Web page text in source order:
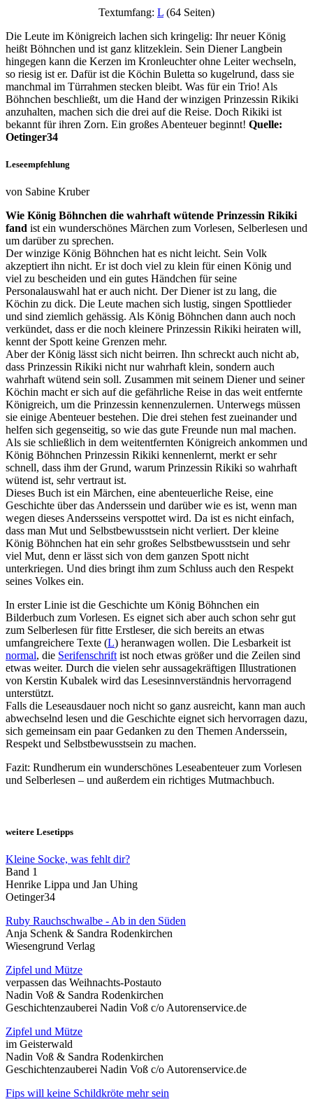
Textumfang: L (64 Seiten)
Die Leute im Königreich lachen sich kringelig: Ihr neuer König
heißt Böhnchen und ist ganz klitzeklein. Sein Diener Langbein
hingegen kann die Kerzen im Kronleuchter ohne Leiter wechseln,
so riesig ist er. Dafür ist die Köchin Buletta so kugelrund, dass sie
manchmal im Türrahmen stecken bleibt. Was für ein Trio! Als
Böhnchen beschließt, um die Hand der winzigen Prinzessin Rikiki
anzuhalten, machen sich die drei auf die Reise. Doch Rikiki ist
bekannt für ihren Zorn. Ein großes Abenteuer beginnt! Quelle:
Oetinger34
Leseempfehlung
von Sabine Kruber
Wie König Böhnchen die wahrhaft wütende Prinzessin Rikiki
fand ist ein wunderschönes Märchen zum Vorlesen, Selberlesen und
um darüber zu sprechen.
Der winzige König Böhnchen hat es nicht leicht. Sein Volk
akzeptiert ihn nicht. Er ist doch viel zu klein für einen König und
viel zu bescheiden und ein gutes Händchen für seine
Personalauswahl hat er auch nicht. Der Diener ist zu lang, die
Köchin zu dick. Die Leute machen sich lustig, singen Spottlieder
und sind ziemlich gehässig. Als König Böhnchen dann auch noch
verkündet, dass er die noch kleinere Prinzessin Rikiki heiraten will,
kennt der Spott keine Grenzen mehr.
Aber der König lässt sich nicht beirren. Ihn schreckt auch nicht ab,
dass Prinzessin Rikiki nicht nur wahrhaft klein, sondern auch
wahrhaft wütend sein soll. Zusammen mit seinem Diener und seiner
Köchin macht er sich auf die gefährliche Reise in das weit entfernte
Königreich, um die Prinzessin kennenzulernen. Unterwegs müssen
sie einige Abenteuer bestehen. Die drei stehen fest zueinander und
helfen sich gegenseitig, so wie das gute Freunde nun mal machen.
Als sie schließlich in dem weitentfernten Königreich ankommen und
König Böhnchen Prinzessin Rikiki kennenlernt, merkt er sehr
schnell, dass ihm der Grund, warum Prinzessin Rikiki so wahrhaft
wütend ist, sehr vertraut ist.
Dieses Buch ist ein Märchen, eine abenteuerliche Reise, eine
Geschichte über das Anderssein und darüber wie es ist, wenn man
wegen dieses Andersseins verspottet wird. Da ist es nicht einfach,
dass man Mut und Selbstbewusstsein nicht verliert. Der kleine
König Böhnchen hat ein sehr großes Selbstbewusstsein und sehr
viel Mut, denn er lässt sich von dem ganzen Spott nicht
unterkriegen. Und dies bringt ihm zum Schluss auch den Respekt
seines Volkes ein.
In erster Linie ist die Geschichte um König Böhnchen ein
Bilderbuch zum Vorlesen. Es eignet sich aber auch schon sehr gut
zum Selberlesen für fitte Erstleser, die sich bereits an etwas
umfangreichere Texte (L) heranwagen wollen. Die Lesbarkeit ist
normal, die Serifenschrift ist noch etwas größer und die Zeilen sind
etwas weiter. Durch die vielen sehr aussagekräftigen Illustrationen
von Kerstin Kubalek wird das Lesesinnverständnis hervorragend
unterstützt.
Falls die Leseausdauer noch nicht so ganz ausreicht, kann man auch
abwechselnd lesen und die Geschichte eignet sich hervorragen dazu,
sich gemeinsam ein paar Gedanken zu den Themen Anderssein,
Respekt und Selbstbewusstsein zu machen.
Fazit: Rundherum ein wunderschönes Leseabenteuer zum Vorlesen
und Selberlesen – und außerdem ein richtiges Mutmachbuch.
weitere Lesetipps
Kleine Socke, was fehlt dir?
Band 1
Henrike Lippa und Jan Uhing
Oetinger34
Ruby Rauchschwalbe - Ab in den Süden
Anja Schenk & Sandra Rodenkirchen
Wiesengrund Verlag
Zipfel und Mütze
verpassen das Weihnachts-Postauto
Nadin Voß & Sandra Rodenkirchen
Geschichtenzauberei Nadin Voß c/o Autorenservice.de
Zipfel und Mütze
im Geisterwald
Nadin Voß & Sandra Rodenkirchen
Geschichtenzauberei Nadin Voß c/o Autorenservice.de
Fips will keine Schildkröte mehr sein